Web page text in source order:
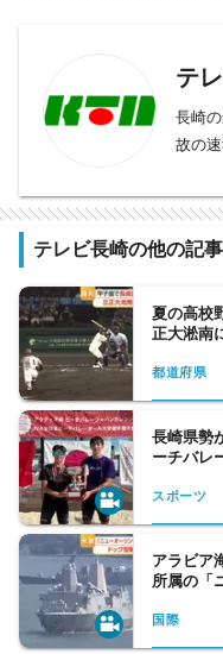
テ
長崎
故の
テレビ長崎の他の記事
夏の高校
正大淞南
都道府県
長崎県勢
ーチバレ
スポーツ
アラビア
所属の「
国際